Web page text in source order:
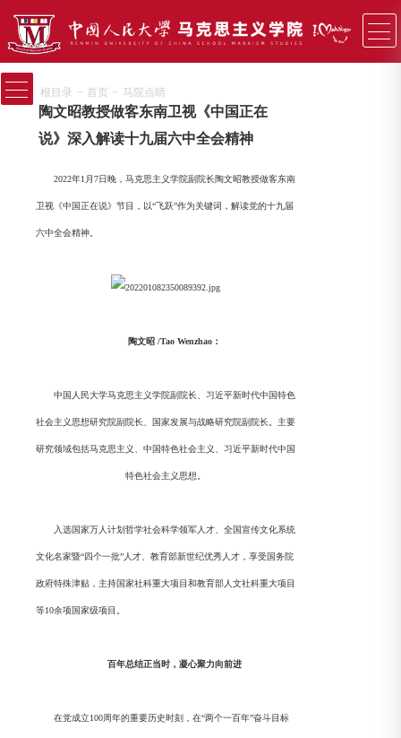
根目录 − 首页 − 马院点睛
陶文昭教授做客东南卫视《中国正在
说》深入解读十九届六中全会精神
2022年1月7日晚，马克思主义学院副院长陶文昭教授做客东南
卫视《中国正在说》节目，以“飞跃”作为关键词，解读党的十九届
六中全会精神。
陶文昭 /Tao Wenzhao：
中国人民大学马克思主义学院副院长、习近平新时代中国特色
社会主义思想研究院副院长、国家发展与战略研究院副院长。主要
研究领域包括马克思主义、中国特色社会主义、习近平新时代中国
特色社会主义思想。
入选国家万人计划哲学社会科学领军人才、全国宣传文化系统
文化名家暨“四个一批”人才、教育部新世纪优秀人才，享受国务院
政府特殊津贴，主持国家社科重大项目和教育部人文社科重大项目
等10余项国家级项目。
百年总结正当时， 凝心聚力向前进
在党成立100周年的重要历史时刻，在“两个一百年”奋斗目标